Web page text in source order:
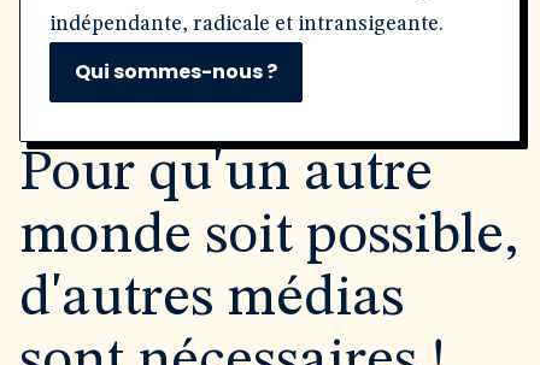
indépendante, radicale et intransigeante.
Qui sommes-nous ?
Pour qu'un autre
monde soit possible,
d'autres médias